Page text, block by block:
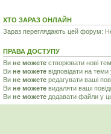
ХТО ЗАРАЗ ОНЛАЙН
Зараз переглядають цей форум:
ПРАВА ДОСТУПУ
Ви не можете створювати нові
Ви не можете відповідати на
Ви не можете редагувати ваші
Ви не можете видаляти ваші
Ви не можете додавати файли у